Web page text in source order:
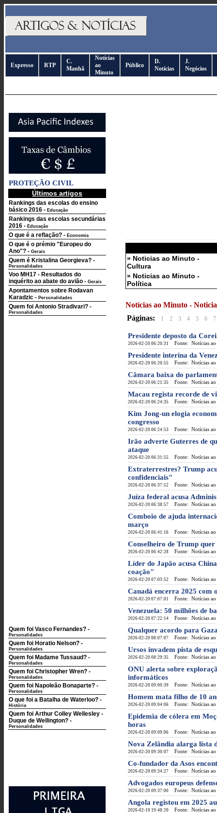
Expresso RTP
C.
Manhã
Notícias
ao
Minuto
Público
D.
Notícias
J.
Negócios
PROTEÇÃO CIVIL
Últimos artigos
Rankings das escolas do ensino
básico 2016 - Educação
Rankings das escolas secundárias
2016 - Educação
O que é a reflação? - Economia
O que é o prémio "Europeu do
Ano"? - Gerais
Quem é Kristalina Georgieva? -
Personalidades
Voo MH17 - Resultados do
inquérito ao abate do avião - Gerais
Apontamentos sobre Rodavan
Karadzic - Personalidades
Quem foi Antonio Stradivari? -
Personalidades
Quem foi Vasco Fernandes? -
Personalidades
Quem foi Horatio Nelson? -
Personalidades
Quem foi Madame Tussaud? -
Personalidades
Quem foi Christopher Wren? -
Personalidades
Quem foi Napoleão Bonaparte? -
Personalidades
O que foi a Batalha de Waterloo? -
História
Quem foi Arthur Colley Wellesley -
Duque de Wellington? -
Personalidades
» Noticias ao Minuto -
Cultura
» Noticias ao Minuto -
Política
Notícias ao Minuto -
Páginas:
1 2 3 4 5 6 7
Presidente deposto da
2026-02-20 06:20:31 Fonte: Notícias
Presidente interina da
2026-02-20 06:20:55 Fonte: Notícias
Câmara baixa do
2026-02-20 06:21:35 Fonte: Notícias
Macau regista recorde de
2026-02-20 06:24:35 Fonte: Notícias
Kim Jong-un elogia
congresso
2026-02-20 06:24:53 Fonte: Notícias
Irão adverte Guterres de
ataque
2026-02-20 06:31:55 Fonte: Notícias
Extraterrestres? Trump
confidenciais"
2026-02-20 06:37:52 Fonte: Notícias
Juíza federal acusa
2026-02-20 06:38:57 Fonte: Notícias
Comboio de ajuda
março
2026-02-20 06:41:16 Fonte: Notícias
Conselheiro de Trump quer
2026-02-20 06:42:28 Fonte: Notícias
Líder do Japão acusa
coação"
2026-02-20 07:03:52 Fonte: Notícias
Canadá encerra 2025 com
2026-02-20 07:07:01 Fonte: Notícias
Venezuela: 50 milhões de
2026-02-20 07:22:14 Fonte: Notícias
Qualquer acordo para
2026-02-20 08:07:07 Fonte: Notícias
Ursos invadem pista de
2026-02-20 08:29:35 Fonte: Notícias
ONU alerta sobre
informáticos
2026-02-20 09:00:39 Fonte: Notícias
Homem mata filho de 10
2026-02-20 09:04:06 Fonte: Notícias
Epidemia de cólera em
horas
2026-02-20 09:09:06 Fonte: Notícias
Nova Zelândia alarga lista
2026-02-20 09:30:07 Fonte: Notícias
Co-fundador da Asos
2026-02-20 09:34:27 Fonte: Notícias
Advogados europeus
2026-02-20 09:37:00 Fonte: Notícias
Angola registou em 2025
2026-02-19 19:48:20 Fonte: Notícias